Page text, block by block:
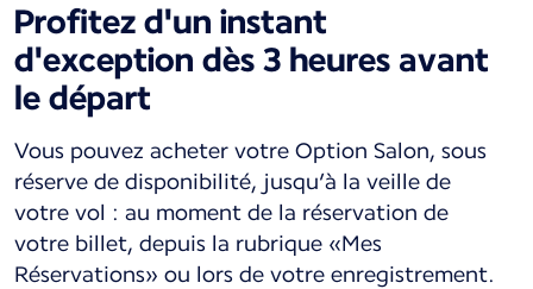
Profitez d'un instant
d'exception dès 3 heures avant
le départ
Vous pouvez acheter votre Option Salon, sous
réserve de disponibilité, jusqu’à la veille de
votre vol : au moment de la réservation de
votre billet, depuis la rubrique «Mes
Réservations» ou lors de votre enregistrement.